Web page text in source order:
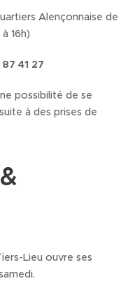
Alençonnaise de
16h)
41 27
possibilité de se
à des prises de
Lieu ouvre ses